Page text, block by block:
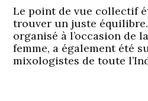
Le point de vue collectif
trouver un juste équilibre.
organisé à l’occasion de
femme, a également été
mixologistes de toute